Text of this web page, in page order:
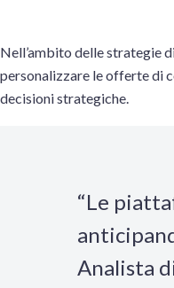
Nell’ambito delle strategie
personalizzare le offerte di
decisioni strategiche.
“Le
Analista